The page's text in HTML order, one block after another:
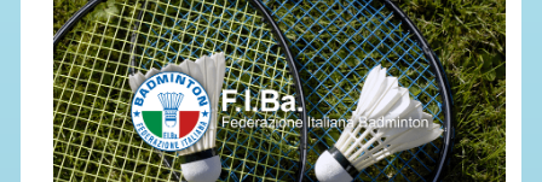
SOCIETÀ SPORTIVE
CARTE FEDERALI
ATTI UFFICIALI
TUTELA DELLA SALUTE -
ANTIDOPING